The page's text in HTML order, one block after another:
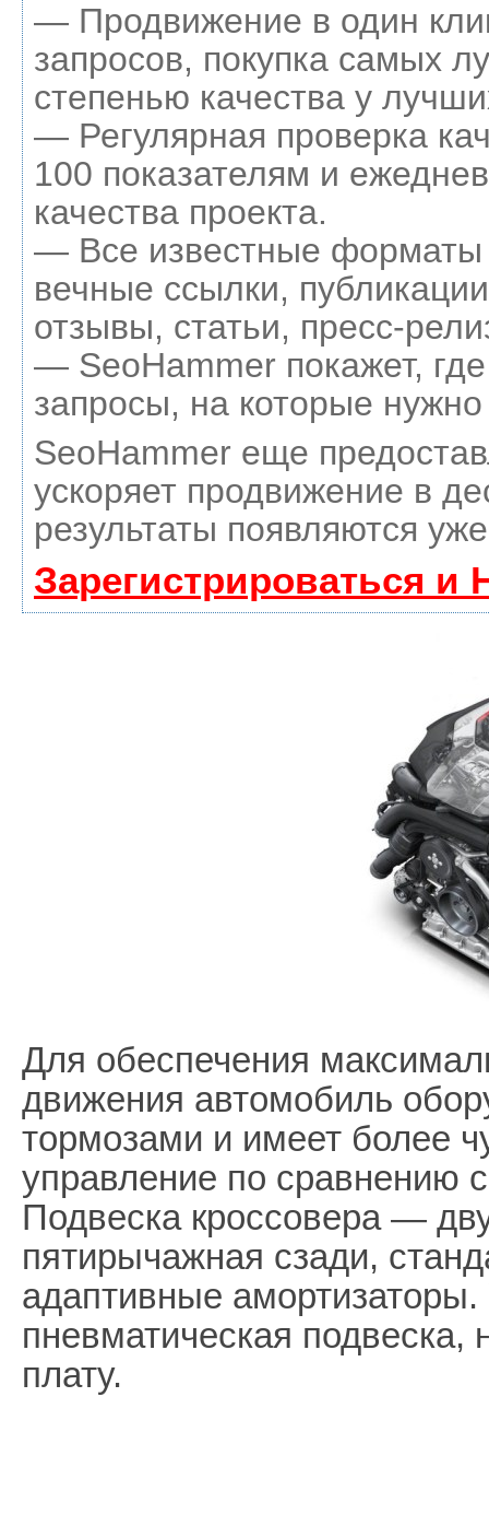
— Продвижение в один
запросов, покупка самых
степенью качества у
— Регулярная проверка
100 показателям и
качества проекта.
— Все известные форматы
вечные ссылки,
отзывы, статьи, пресс-
— SeoHammer покажет,
запросы, на которые
SeoHammer еще
ускоряет продвижение в
результаты появляются
Зарегистрироваться и
Для обеспечения
движения автомобиль
тормозами и имеет более
управление по сравнению
Подвеска кроссовера —
пятирычажная сзади,
адаптивные амортизаторы.
пневматическая подвеска,
плату.